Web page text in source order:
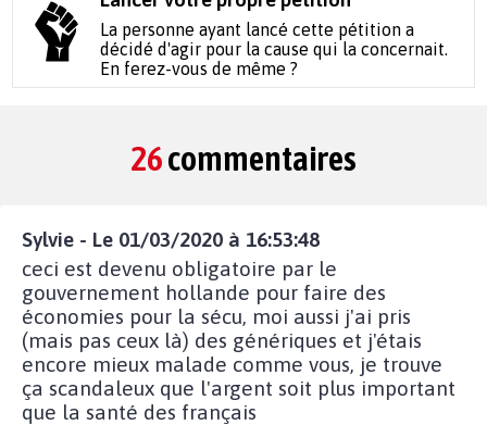
La personne ayant lancé cette pétition a
décidé d'agir pour la cause qui la concernait.
En ferez-vous de même ?
26commentaires
Sylvie - Le 01/03/2020 à 16:53:48
ceci est devenu obligatoire par le
gouvernement hollande pour faire des
économies pour la sécu, moi aussi j'ai pris
(mais pas ceux là) des génériques et j'étais
encore mieux malade comme vous, je trouve
ça scandaleux que l'argent soit plus important
que la santé des français